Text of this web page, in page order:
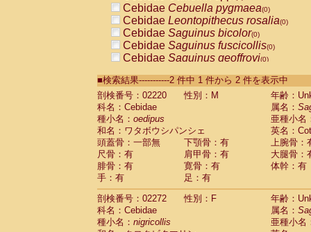
Cebidae Cebuella pygmaea(0)
Cebidae Leontopithecus rosalia(0)
Cebidae Saguinus bicolor(0)
Cebidae Saguinus fuscicollis(0)
Cebidae Saguinus geoffroyi(0)
CebidaeSaguinus labiatus(0)
Cebidae Saguinus leucopus (0)
Cebidae
Cebidae
CebidaeSaguinus nigricollis (1)
Cebidae Saguinus oedipus
Cebidae Saguinus weddelli
Cebidae Saguinusspp.
Cebidae Aotus trivirgatus
Cebidae Cebus albifrons
Cebidae
CebidaeCebus capucinus
■検索結果-----------2 件中 1 件から 2 件を表示中
剖検番号：02220
性別：M
年齢：
科名：Cebidae
属名：
種小名： oedipus
亜種小名
和名：ワタボウシパンシェ
英名：
頭蓋骨：一部無
下顎骨：有
上腕骨：
尺骨：有
肩甲骨：有
大腿骨：
腓骨：有
寛骨：有
体幹：有
手：有
足：有
剖検番号：02272
性別：F
年齢：
科名：Cebidae
属名：
種小名： nigricollis
亜種小名